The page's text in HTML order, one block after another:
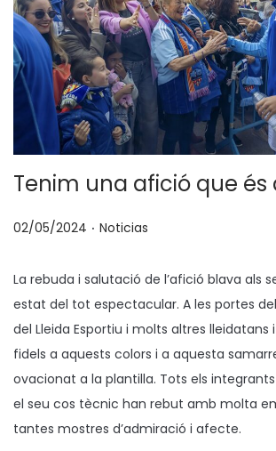
Tenim una afició que és
P
b
l
i
c
a
d
o
02/05/2024 . P
b
l
i
c
a
d
o
Noticias
La rebuda i salutació de l’afició blava als
estat del tot espectacular. A les portes
del Lleida Esportiu i molts altres lleidatans
fidels a aquests colors i a aquesta
ovacionat a la plantilla. Tots els integrants
el seu cos tècnic han rebut amb molta
tantes mostres d’admiració i afecte.